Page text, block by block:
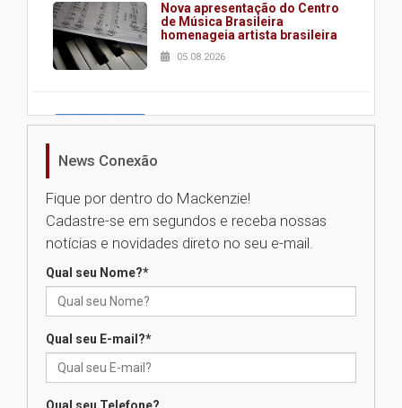
Nova apresentação do Centro
de Música Brasileira
homenageia artista brasileira
05.08.2026
Universidade Mackenzie
Seminário discute desafios
das novas tecnologias em
calouros do segundo semestre
News Conexão
Fique por dentro do Mackenzie!
Cadastre-se em segundos e receba nossas
notícias e novidades direto no seu e-mail.
Qual seu Nome?*
Qual seu E-mail?*